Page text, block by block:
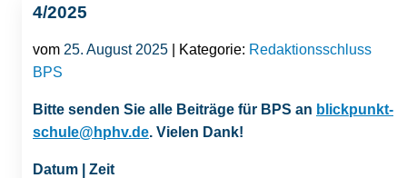
4/2025
vom 25. August 2025 | Kategorie: Redaktionsschluss
BPS
Bitte senden Sie alle Beiträge für BPS an blickpunkt-
schule@hphv.de. Vielen Dank!
Datum | Zeit